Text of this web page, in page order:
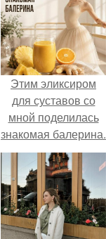
Этим эликсиром
для суставов со
мной поделилась
знакомая балерина.